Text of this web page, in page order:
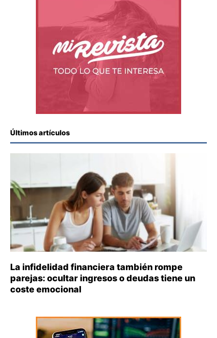
Últimos artículos
La infidelidad financiera también rompe
parejas: ocultar ingresos o deudas tiene un
coste emocional